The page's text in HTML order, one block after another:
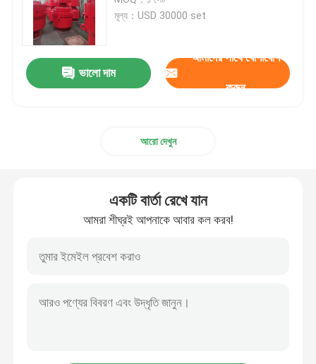
বালির পাম্প পিস্টন
রোটারি ড্রিলিং পায়ের পাতার মোজাবিশেষ
গেট ভালভ এবং চেক ভালভ
বল ভালভ এবং নিরাপত্তা ভালভ
ওয়েলহেড এবং ক্রিসমাস ট্রি
মূল্য：USD 30000 set
ভালো দাম
আমাদের সাথে যোগাযোগ
করুন
আরো দেখুন
একটি বার্তা রেখে যান
আমরা শীঘ্রই আপনাকে আবার কল করব!